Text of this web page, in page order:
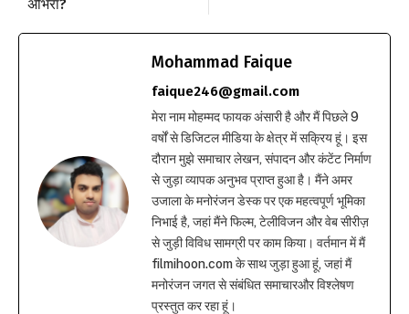
अभिरा?
Mohammad Faique
faique246@gmail.com
मेरा नाम मोहम्मद फायक अंसारी है और मैं पिछले 9
वर्षों से डिजिटल मीडिया के क्षेत्र में सक्रिय हूं। इस
दौरान मुझे समाचार लेखन, संपादन और कंटेंट निर्माण
से जुड़ा व्यापक अनुभव प्राप्त हुआ है। मैंने अमर
उजाला के मनोरंजन डेस्क पर एक महत्वपूर्ण भूमिका
निभाई है, जहां मैंने फिल्म, टेलीविजन और वेब सीरीज़
से जुड़ी विविध सामग्री पर काम किया। वर्तमान में मैं
filmihoon.com के साथ जुड़ा हुआ हूं, जहां मैं
मनोरंजन जगत से संबंधित समाचारऔर विश्लेषण
प्रस्तुत कर रहा हूं।